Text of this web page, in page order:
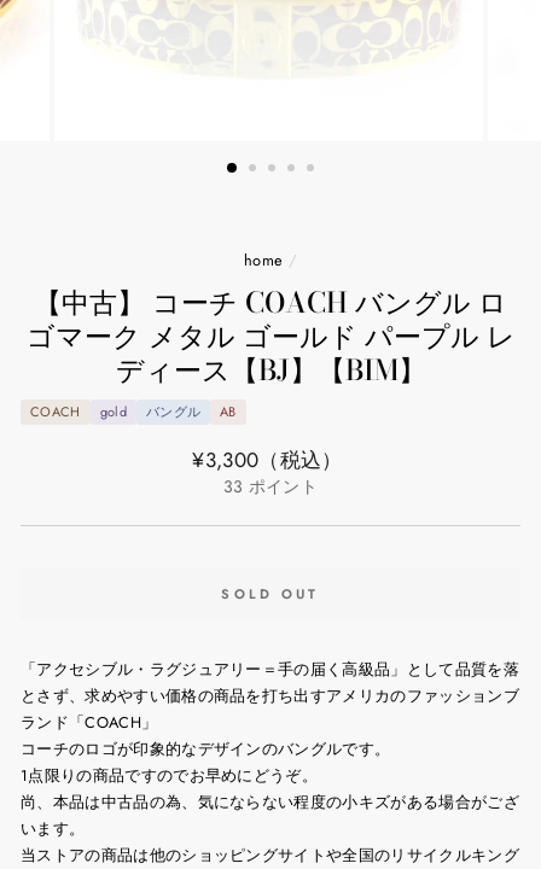
home /
【中古】 コーチ COACH バングル ロ
ゴマーク メタル ゴールド パープル レ
ディース【BJ】【BIM】
COACH gold バングル AB
通
¥3,300 （税込）
33 ポイント
SOLD OUT
「アクセシブル・ラグジュアリー＝手の届く高級品」として品質を落
とさず、求めやすい価格の商品を打ち出すアメリカのファッションブ
ランド「COACH」
コーチのロゴが印象的なデザインのバングルです。
1点限りの商品ですのでお早めにどうぞ。
尚、本品は中古品の為、気にならない程度の小キズがある場合がござ
います。
当ストアの商品は他のショッピングサイトや全国のリサイクルキング